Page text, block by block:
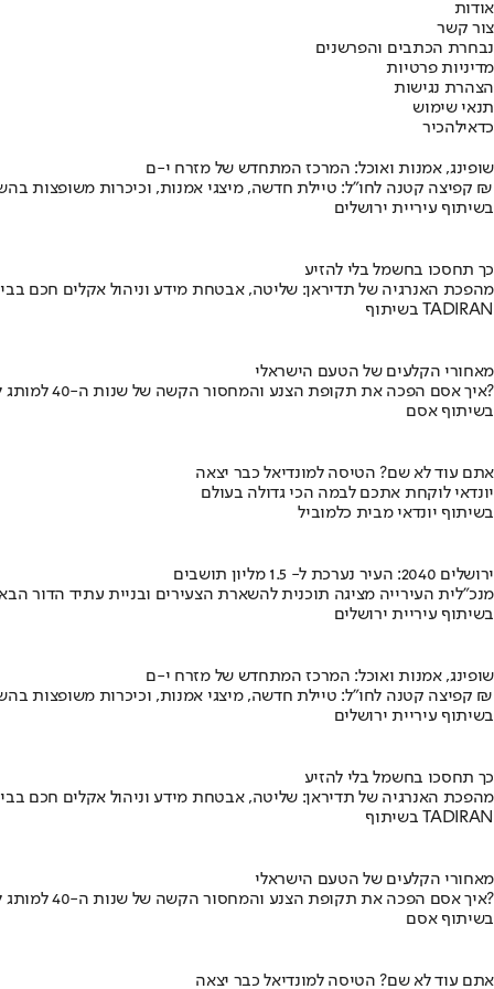
אודות
צור קשר
נבחרת הכתבים והפרשנים
מדיניות פרטיות
הצהרת נגישות
תנאי שימוש
כדאילהכיר
שופינג, אמנות ואוכל: המרכז המתחדש של מזרח י-ם
קפיצה קטנה לחו"ל: טיילת חדשה, מיצגי אמנות, וכיכרות משופצות בהשקעה של 100 מיליון ₪
בשיתוף עיריית ירושלים
כך תחסכו בחשמל בלי להזיע
מהפכת האנרגיה של תדיראן: שליטה, אבטחת מידע וניהול אקלים חכם
בשיתוף TADIRAN
מאחורי הקלעים של הטעם הישראלי
איך אסם הפכה את תקופת הצנע והמחסור הקשה של שנות ה-40 למותג לאומי?
בשיתוף אסם
אתם עוד לא שם? הטיסה למונדיאל כבר יצאה
יונדאי לוקחת אתכם לבמה הכי גדולה בעולם
בשיתוף יונדאי מבית כלמוביל
ירושלים 2040: העיר נערכת ל- 1.5 מליון תושבים
מנכ"לית העירייה מציגה תוכנית להשארת הצעירים ובניית עתיד הדור
בשיתוף עיריית ירושלים
שופינג, אמנות ואוכל: המרכז המתחדש של מזרח י-ם
קפיצה קטנה לחו"ל: טיילת חדשה, מיצגי אמנות, וכיכרות משופצות בהשקעה של 100 מיליון ₪
בשיתוף עיריית ירושלים
כך תחסכו בחשמל בלי להזיע
מהפכת האנרגיה של תדיראן: שליטה, אבטחת מידע וניהול אקלים חכם
בשיתוף TADIRAN
מאחורי הקלעים של הטעם הישראלי
איך אסם הפכה את תקופת הצנע והמחסור הקשה של שנות ה-40 למותג לאומי?
בשיתוף אסם
אתם עוד לא שם? הטיסה למונדיאל כבר יצאה